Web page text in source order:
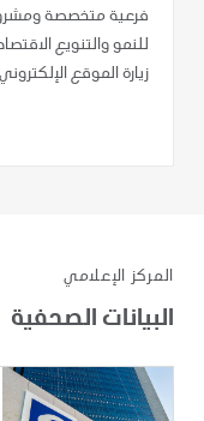
فرعية متخصصة
للنمو والتنويع
زيارة الموقع الإلكتروني www.adnoc.ae .
المركز الإعلامي
البيانات الصحفية